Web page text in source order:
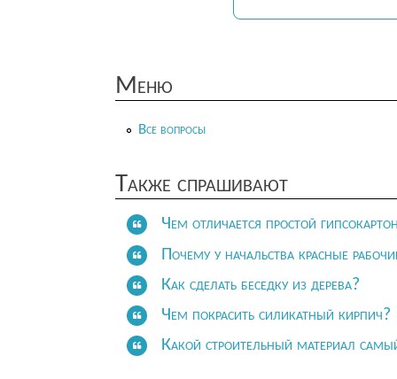
Меню
Все вопросы
Также спрашивают
Чем отличается простой
Почему у начальства красные
Как сделать беседку из дерева?
Чем покрасить силикатный кирпич?
Какой строительный материал